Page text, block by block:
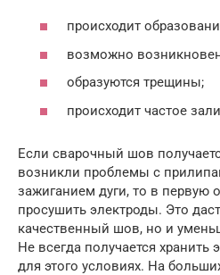
происходит
возможно
образуются трещины;
происходит частое
Если сварочный шов
возникли проблемы с
зажиганием дуги, то в первую
просушить электроды. Это
качественный шов, но и
Не всегда получается
для этого условиях. На